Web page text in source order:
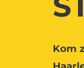
Kom